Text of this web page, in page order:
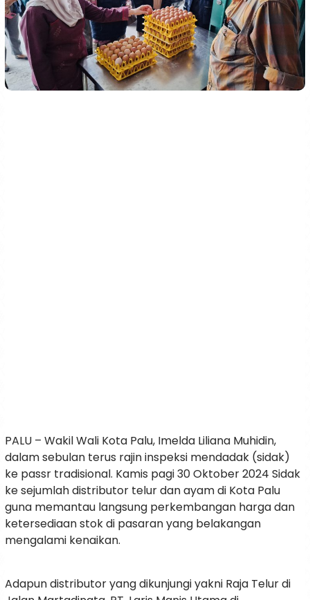
PALU – Wakil Wali Kota Palu, Imelda Liliana Muhidin,
dalam sebulan terus rajin inspeksi mendadak (sidak)
ke passr tradisional. Kamis pagi 30 Oktober 2024 Sidak
ke sejumlah distributor telur dan ayam di Kota Palu
guna memantau langsung perkembangan harga dan
ketersediaan stok di pasaran yang belakangan
mengalami kenaikan.
Adapun distributor yang dikunjungi yakni Raja Telur di